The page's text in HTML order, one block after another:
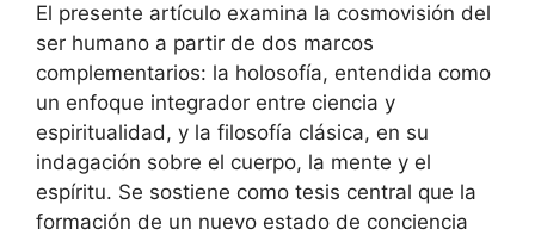
El presente artículo examina la cosmovisión del
ser humano a partir de dos marcos
complementarios: la holosofía, entendida como
un enfoque integrador entre ciencia y
espiritualidad, y la filosofía clásica, en su
indagación sobre el cuerpo, la mente y el
espíritu. Se sostiene como tesis central que la
formación de un nuevo estado de conciencia